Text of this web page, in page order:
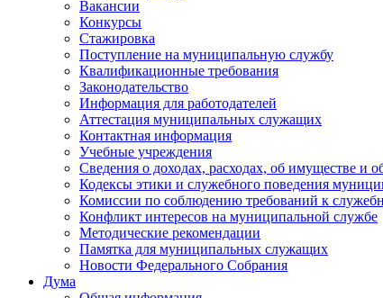
Вакансии
Конкурсы
Стажировка
Поступление на муниципальную службу
Квалификационные требования
Законодательство
Информация для работодателей
Аттестация муниципальных служащих
Контактная информация
Учебные учреждения
Сведения о доходах, расходах, об имуществе и
Кодексы этики и служебного поведения
Комиссии по соблюдению требований к
Конфликт интересов на муниципальной службе
Методические рекомендации
Памятка для муниципальных служащих
Новости Федерального Cобрания
Дума